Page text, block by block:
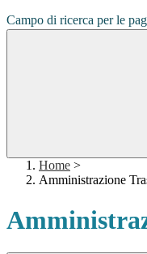
Campo di ricerca per le
Home >
Amministrazione